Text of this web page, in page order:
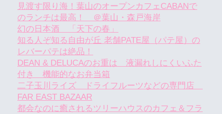
見渡す限り海！葉山のオープンカフェCABANで
のランチは最高！ ＠葉山・森戸海岸
幻の日本酒 「天下の春」
知る人ぞ知る自由が丘 老舗PATE屋（パテ屋）の
レバーパテは絶品！
DEAN & DELUCAのお重は 液漏れしにくいふた
付き 機能的なお弁当箱
二子玉川ライズ ドライフルーツなどの専門店
FAR EAST BAZAAR
都会なのに癒されるツリーハウスのカフェ＆フラ